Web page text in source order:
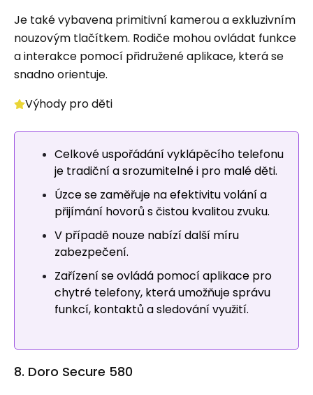
Je také vybavena primitivní kamerou a exkluzivním
nouzovým tlačítkem. Rodiče mohou ovládat funkce
a interakce pomocí přidružené aplikace, která se
snadno orientuje.
Výhody pro děti
Celkové uspořádání vyklápěcího telefonu
je tradiční a srozumitelné i pro malé děti.
Úzce se zaměřuje na efektivitu volání a
přijímání hovorů s čistou kvalitou zvuku.
V případě nouze nabízí další míru
zabezpečení.
Zařízení se ovládá pomocí aplikace pro
chytré telefony, která umožňuje správu
funkcí, kontaktů a sledování využití.
8. Doro Secure 580